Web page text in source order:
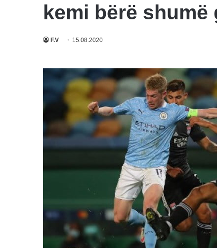
kemi bërë shumë
F.V 15.08.2020